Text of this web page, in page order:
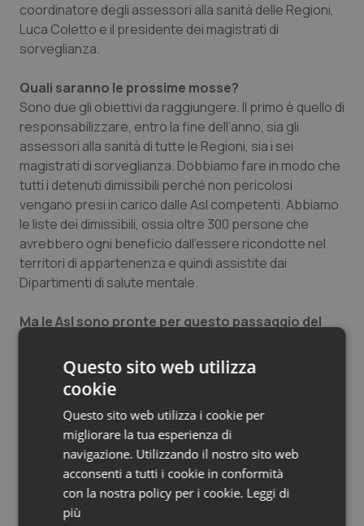
coordinatore degli assessori alla sanità delle Regioni,
Luca Coletto e il presidente dei magistrati di
sorveglianza.
Quali saranno le prossime mosse?
Sono due gli obiettivi da raggiungere. Il primo è quello di
responsabilizzare, entro la fine dell’anno, sia gli
assessori alla sanità di tutte le Regioni, sia i sei
magistrati di sorveglianza. Dobbiamo fare in modo che
tutti i detenuti dimissibili perché non pericolosi
vengano presi in carico dalle Asl competenti. Abbiamo
le liste dei dimissibili, ossia oltre 300 persone che
avrebbero ogni beneficio dall’essere ricondotte nel
territori di appartenenza e quindi assistite dai
Dipartimenti di salute mentale.
Ma le Asl sono pronte per questo passaggio del
Come ben sappiamo le Asl hanno performance che
variano da Regione a Regione; quindi anche in questo
caso ci saranno aziende in grado di accogliere questi
pazienti, altre che avranno delle difficoltà e dei disagi.
Il nostro intento, ricordiamolo, non è quello di produrre
solo documentazione, ma di raggiungere dei risultati in
un’ottica di collaborazione. Ecco perché abbiamo
chiesto l’intervento dell’assessore Coletto: se ci
saranno delle Regioni in difficoltà chiederemo a quelle
Questo sito web utilizza
cookie
Questo sito web utilizza i cookie per
migliorare la tua esperienza di
navigazione. Utilizzando il nostro sito web
acconsenti a tutti i cookie in conformità
con la nostra policy per i cookie. Leggi di
più